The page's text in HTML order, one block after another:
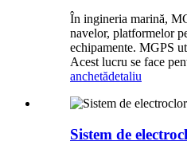
În ingineria marină,
navelor, platformelor
echipamente. MGPS
Acest lucru se face
anchetădetaliu
Sistem de